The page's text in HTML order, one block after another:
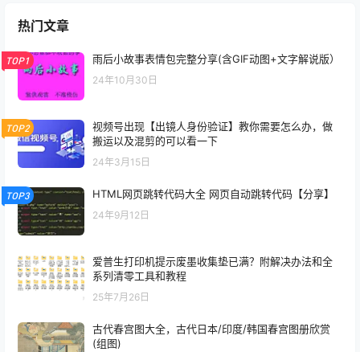
热门文章
TOP1 雨后小故事表情包完整分享(含GIF动图+文字解说版）
24年10月30日
TOP2
视频号出现【出镜人身份验证】教你需要怎么办，做
搬运以及混剪的可以看一下
24年3月15日
TOP3 HTML网页跳转代码大全 网页自动跳转代码【分享】
24年9月12日
爱普生打印机提示废墨收集垫已满？附解决办法和全
系列清零工具和教程
25年7月26日
古代春宫图大全，古代日本/印度/韩国春宫图册欣赏
(组图)